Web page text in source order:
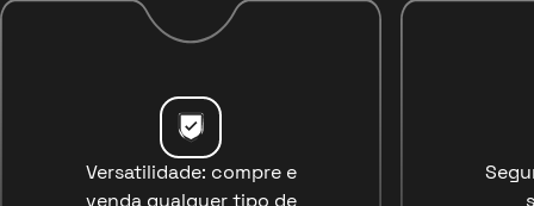
Versatilidade: compre e
venda qualquer tipo de